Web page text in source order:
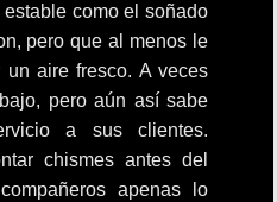
como el soñado
pero que al menos le
aire fresco. A veces
pero aún así sabe
a sus clientes.
chismes antes del
apenas lo